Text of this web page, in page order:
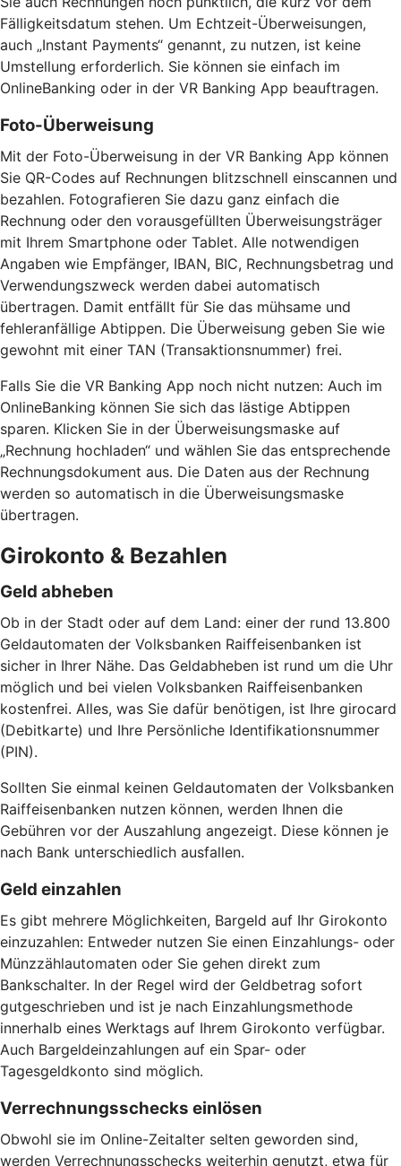
Fälligkeitsdatum stehen. Um Echtzeit-Überweisungen,
auch „Instant Payments“ genannt, zu nutzen, ist keine
Umstellung erforderlich. Sie können sie einfach im
OnlineBanking oder in der VR Banking App beauftragen.
Foto-Überweisung
Mit der Foto-Überweisung in der VR Banking App können
Sie QR-Codes auf Rechnungen blitzschnell einscannen und
bezahlen. Fotografieren Sie dazu ganz einfach die
Rechnung oder den vorausgefüllten Überweisungsträger
mit Ihrem Smartphone oder Tablet. Alle notwendigen
Angaben wie Empfänger, IBAN, BIC, Rechnungsbetrag und
Verwendungszweck werden dabei automatisch
übertragen. Damit entfällt für Sie das mühsame und
fehleranfällige Abtippen. Die Überweisung geben Sie wie
gewohnt mit einer TAN (Transaktionsnummer) frei.
Falls Sie die VR Banking App noch nicht nutzen: Auch im
OnlineBanking können Sie sich das lästige Abtippen
sparen. Klicken Sie in der Überweisungsmaske auf
„Rechnung hochladen“ und wählen Sie das entsprechende
Rechnungsdokument aus. Die Daten aus der Rechnung
werden so automatisch in die Überweisungsmaske
übertragen.
Girokonto & Bezahlen
Geld abheben
Ob in der Stadt oder auf dem Land: einer der rund 13.800
Geldautomaten der Volksbanken Raiffeisenbanken ist
sicher in Ihrer Nähe. Das Geldabheben ist rund um die Uhr
möglich und bei vielen Volksbanken Raiffeisenbanken
kostenfrei. Alles, was Sie dafür benötigen, ist Ihre girocard
(Debitkarte) und Ihre Persönliche Identifikationsnummer
(PIN).
Sollten Sie einmal keinen Geldautomaten der Volksbanken
Raiffeisenbanken nutzen können, werden Ihnen die
Gebühren vor der Auszahlung angezeigt. Diese können je
nach Bank unterschiedlich ausfallen.
Geld einzahlen
Es gibt mehrere Möglichkeiten, Bargeld auf Ihr Girokonto
einzuzahlen: Entweder nutzen Sie einen Einzahlungs- oder
Münzzählautomaten oder Sie gehen direkt zum
Bankschalter. In der Regel wird der Geldbetrag sofort
gutgeschrieben und ist je nach Einzahlungsmethode
innerhalb eines Werktags auf Ihrem Girokonto verfügbar.
Auch Bargeldeinzahlungen auf ein Spar- oder
Tagesgeldkonto sind möglich.
Verrechnungsschecks einlösen
Obwohl sie im Online-Zeitalter selten geworden sind,
werden Verrechnungsschecks weiterhin genutzt, etwa für